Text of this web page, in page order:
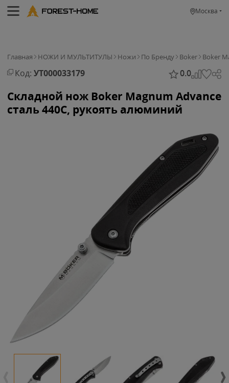
Москва
Главная НОЖИ И МУЛЬТИТУЛЫ Ножи По Бренду Boker Boker
Код: УТ000033179 0.0
Складной нож Boker Magnum Advance
сталь 440C, рукоять алюминий